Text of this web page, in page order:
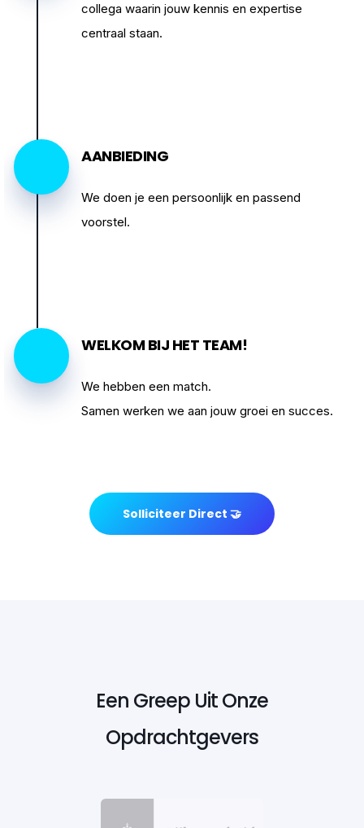
collega waarin jouw kennis en expertise
centraal staan.
AANBIEDING
We doen je een persoonlijk en passend
voorstel.
WELKOM BIJ HET TEAM!
We hebben een match.
Samen werken we aan jouw groei en succes.
Solliciteer Direct 🤝
Een Greep Uit Onze
Opdrachtgevers